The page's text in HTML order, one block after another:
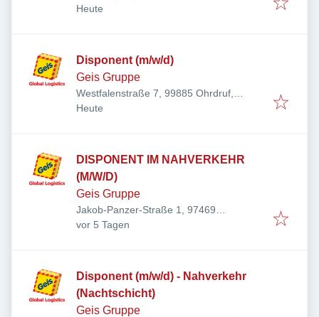
Deutschland
Veröffentlicht
Heute
Disponent (m/w/d)
Geis Gruppe
Westfalenstraße 7, 99885 Ohrdruf,
Deutschland
Veröffentlicht
Heute
DISPONENT IM NAHVERKEHR
(M/W/D)
Geis Gruppe
Jakob-Panzer-Straße 1, 97469
Gochsheim, Deutschland
Veröffentlicht
vor 5 Tagen
Disponent (m/w/d) - Nahverkehr
(Nachtschicht)
Geis Gruppe